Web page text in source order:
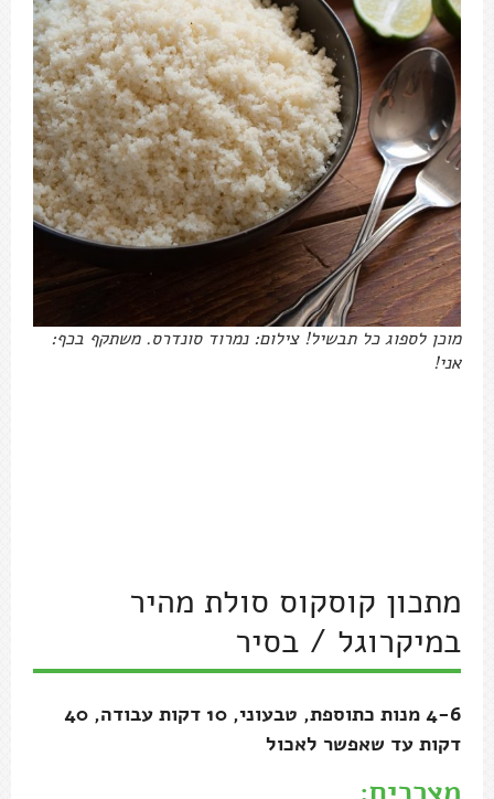
מוכן לספוג כל תבשיל! צילום: נמרוד סונדרס. משתקף בכף:
אני!
מצרכים:
2 כוסות סולת (אפשר גם סולת מלאה – אין שינוי
1/4 כוס שמן (אני מעדיף שמן זית)
כפית גדושה מלח
2 כוסות מים